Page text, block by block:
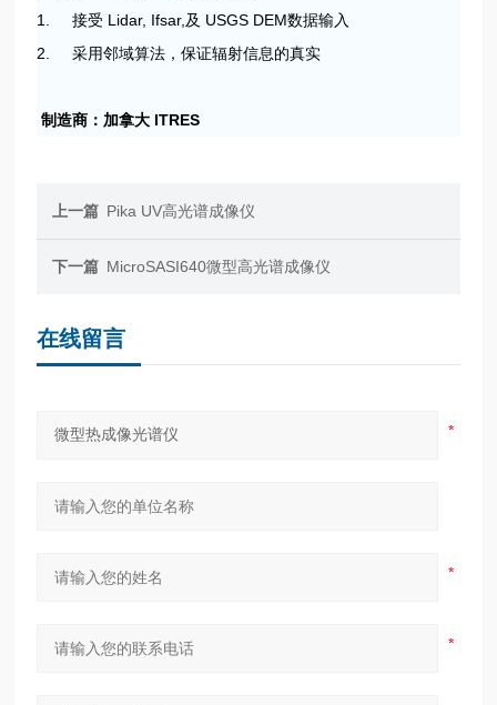
1.
接受 Lidar, Ifsar,及 USGS DEM数据输入
2.
采用邻域算法，保证辐射信息的真实
制造商：加拿大 ITRES
上一篇 Pika UV高光谱成像仪
下一篇 MicroSASI640微型高光谱成像仪
在线留言